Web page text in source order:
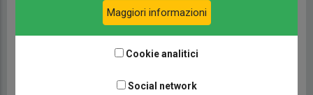
Perle d'Acqua Park vi accoglie con 7 cascate arcobaleno,
piscina di 800 m2 riscaldata, in cui si svolgono i corsi di
Maggiori informazioni
Cookie analitici
Social network